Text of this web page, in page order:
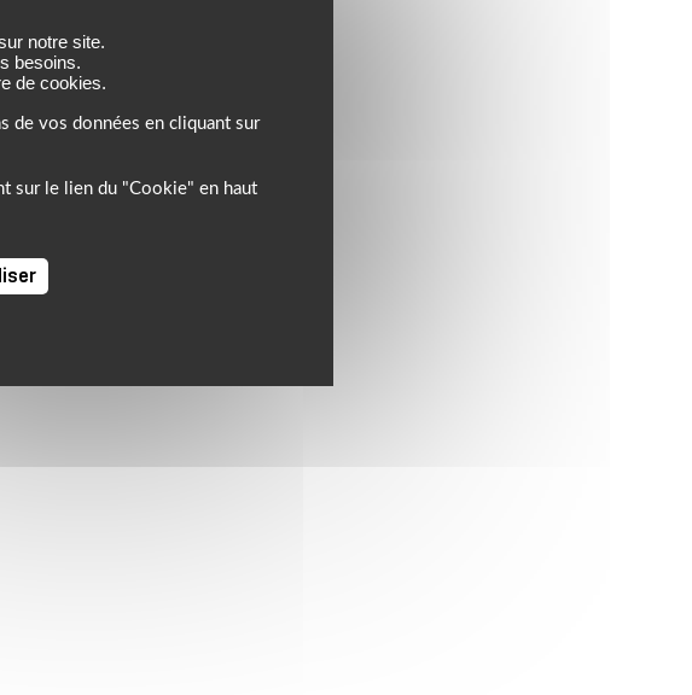
notre site.
besoins.
de cookies.
de vos données en cliquant sur
sur le lien du "Cookie" en haut